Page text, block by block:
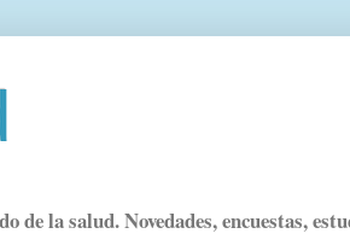
la salud. Novedades, encuestas,